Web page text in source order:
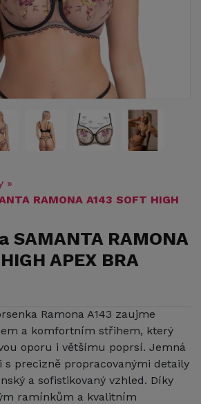
»
RAMONA A143 SOFT HIGH
SAMANTA RAMONA
APEX BRA
Ramona A143 zaujme
a komfortním střihem, který
oporu i většímu poprsí. Jemná
s precizně propracovanými detaily
a sofistikovaný vzhled. Díky
ramínkům a kvalitním